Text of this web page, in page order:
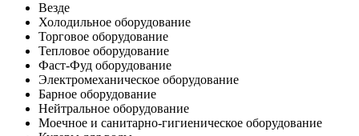
Везде
Холодильное оборудование
Торговое оборудование
Тепловое оборудование
Фаст-Фуд оборудование
Электромеханическое оборудование
Барное оборудование
Нейтральное оборудование
Моечное и санитарно-гигиеническое оборудование